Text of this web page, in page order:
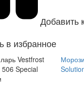
Добавить
в избранное
Vestfrost
Special